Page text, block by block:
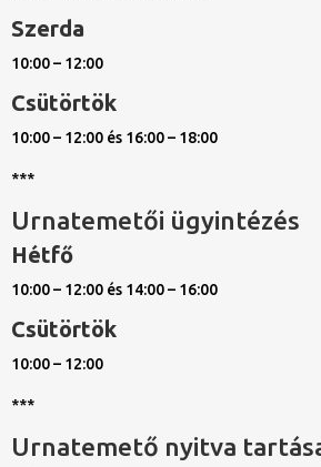
Szerda
10:00 – 12:00
Csütörtök
10:00 – 12:00 és 16:00 – 18:00
***
Urnatemetői ügyintézés
Hétfő
10:00 – 12:00 és 14:00 – 16:00
Csütörtök
10:00 – 12:00
***
Urnatemető nyitva